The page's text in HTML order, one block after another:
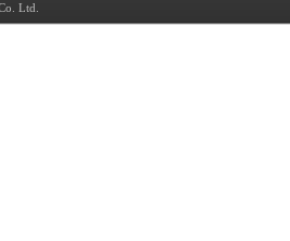
Ltd.